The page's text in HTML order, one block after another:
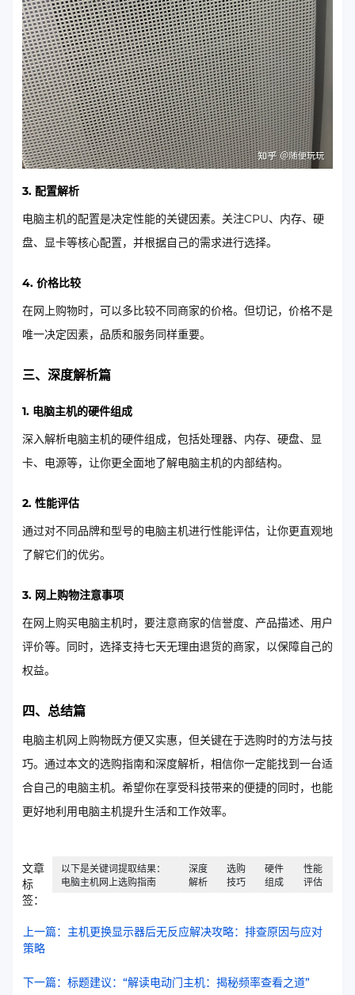
3. 配置解析
电脑主机的配置是决定性能的关键因素。关注CPU、内存、硬
盘、显卡等核心配置，并根据自己的需求进行选择。
4. 价格比较
在网上购物时，可以多比较不同商家的价格。但切记，价格不是
唯一决定因素，品质和服务同样重要。
三、深度解析篇
1. 电脑主机的硬件组成
深入解析电脑主机的硬件组成，包括处理器、内存、硬盘、显
卡、电源等，让你更全面地了解电脑主机的内部结构。
2. 性能评估
通过对不同品牌和型号的电脑主机进行性能评估，让你更直观地
了解它们的优劣。
3. 网上购物注意事项
在网上购买电脑主机时，要注意商家的信誉度、产品描述、用户
评价等。同时，选择支持七天无理由退货的商家，以保障自己的
权益。
四、总结篇
电脑主机网上购物既方便又实惠，但关键在于选购时的方法与技
巧。通过本文的选购指南和深度解析，相信你一定能找到一台适
合自己的电脑主机。希望你在享受科技带来的便捷的同时，也能
更好地利用电脑主机提升生活和工作效率。
文章
标
签：
以下是关键词提取结果：
电脑主机网上选购指南
深度
解析
选购
技巧
硬件
组成
性能
评估
上一篇：主机更换显示器后无反应解决攻略：排查原因与应对
策略
下一篇：标题建议：“解读电动门主机：揭秘频率查看之道”